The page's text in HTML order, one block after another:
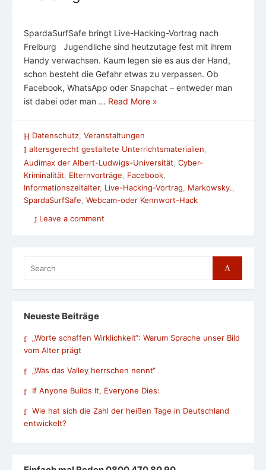
SpardaSurfSafe bringt Live-Hacking-Vortrag nach
Freiburg Jugendliche sind heutzutage fest mit ihrem
Handy verwachsen. Kaum legen sie es aus der Hand,
schon besteht die Gefahr etwas zu verpassen. Ob
Facebook, WhatsApp oder Snapchat – entweder man
ist dabei oder man … Read More »
Datenschutz Veranstaltungen
altersgerecht gestaltete Unterrichtsmaterialien
Audimax der Albert-Ludwigs-Universität, Cyber-
Kriminalität, Elternvorträge, Facebook,
Informationszeitalter, Live-Hacking-Vortrag, Markowsky.,
SpardaSurfSafe, Webcam-oder Kennwort-Hack
Leave a comment
for:
Search
Neueste Beiträge
„Worte schaffen Wirklichkeit“: Warum Sprache unser Bild
vom Alter prägt
„Was das Valley herrschen nennt“
If Anyone Builds It, Everyone Dies:
Wie hat sich die Zahl der heißen Tage in Deutschland
entwickelt?